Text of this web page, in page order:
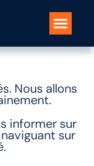
Nous allons
informer sur
sur